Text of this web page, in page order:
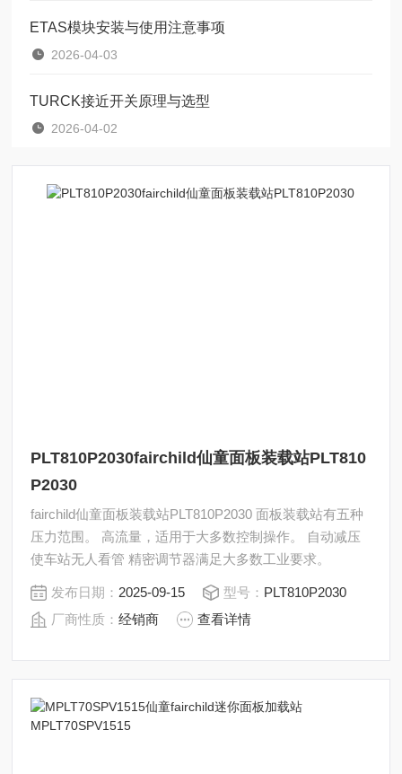
ETAS模块安装与使用注意事项
2026-04-03
TURCK接近开关原理与选型
2026-04-02
PLT810P2030fairchild仙童面板装载站PLT810
P2030
fairchild仙童面板装载站PLT810P2030 面板装载站有五种
压力范围。 高流量，适用于大多数控制操作。 自动减压
使车站无人看管 精密调节器满足大多数工业要求。
发布日期： 2025-09-15 型号： PLT810P2030
厂商性质：经销商 查看详情